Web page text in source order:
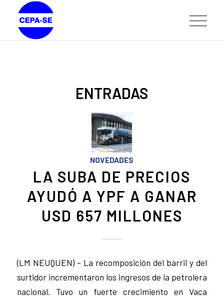
ENTRADAS
NOVEDADES
LA SUBA DE PRECIOS
AYUDÓ A YPF A GANAR
USD 657 MILLONES
(LM NEUQUEN) – La recomposición del barril y del
surtidor incrementaron los ingresos de la petrolera
nacional. Tuvo un fuerte crecimiento en Vaca